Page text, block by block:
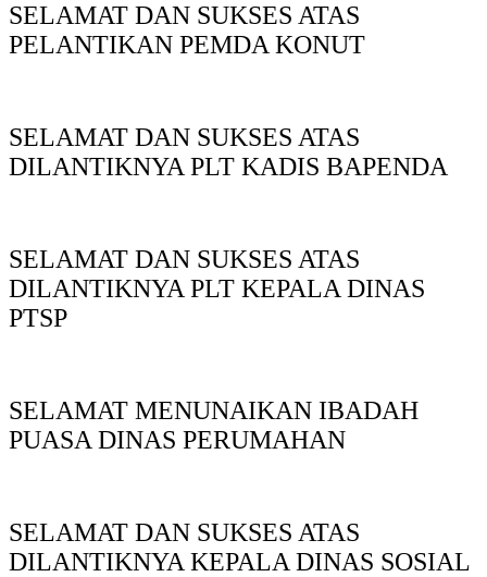
SELAMAT DAN SUKSES ATAS
PELANTIKAN PEMDA KONUT
SELAMAT DAN SUKSES ATAS
DILANTIKNYA PLT KADIS BAPENDA
SELAMAT DAN SUKSES ATAS
DILANTIKNYA PLT KEPALA DINAS
PTSP
SELAMAT MENUNAIKAN IBADAH
PUASA DINAS PERUMAHAN
SELAMAT DAN SUKSES ATAS
DILANTIKNYA KEPALA DINAS SOSIAL